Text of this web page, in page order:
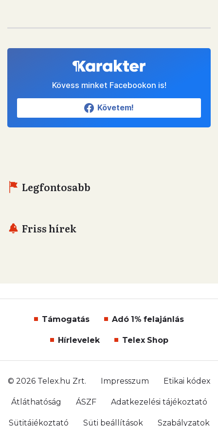
Kövess minket Facebookon is!
Követem!
Legfontosabb
Friss hírek
Támogatás Adó 1% felajánlás
Hírlevelek Telex Shop
© 2026 Telex.hu Zrt. Impresszum Etikai kódex
Átláthatóság ÁSZF Adatkezelési tájékoztató
Sütitájékoztató Süti beállítások Szabályzatok